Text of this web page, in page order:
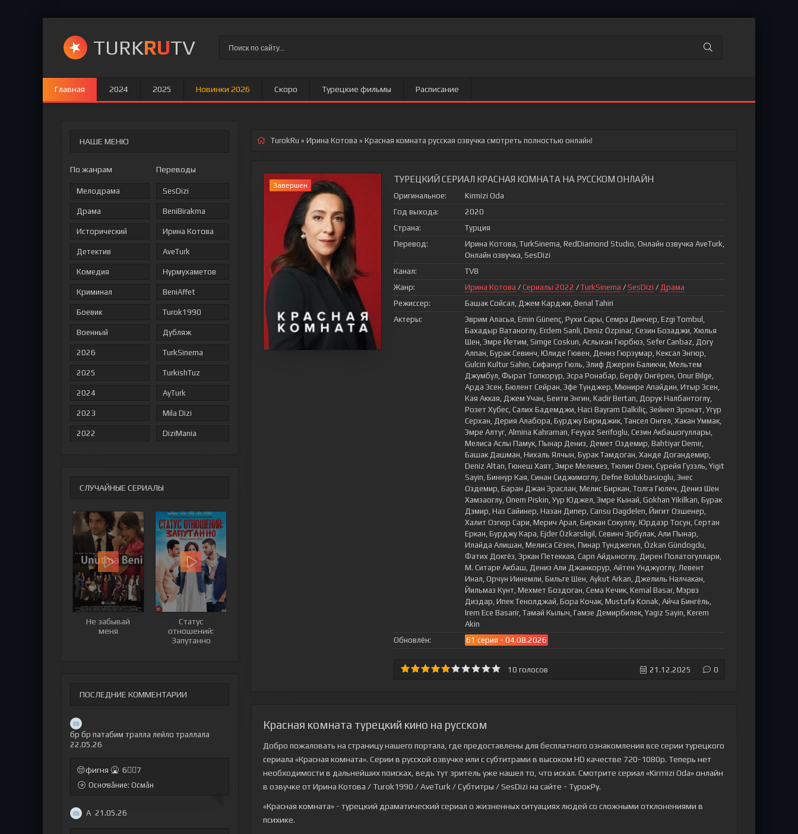
TURKRUTV
Главная 2024 2025 Новинки 2026 Скоро Турецкие фильмы Расписание
НАШЕ МЕНЮ
По жанрам
Мелодрама
Драма
Исторический
Детектив
Комедия
Криминал
Боевик
Военный
2026
2025
2024
2023
2022
Переводы
SesDizi
BeniBirakma
Ирина Котова
AveTurk
Нурмухаметов
BeniAffet
Turok1990
Дубляж
TurkSinema
TurkishTuz
AyTurk
Mila Dizi
DiziMania
СЛУЧАЙНЫЕ СЕРИАЛЫ
Не забывай
меня
Статус
отношений:
Запутанно
ПОСЛЕДНИЕ КОММЕНТАРИИ
бр бр патабим тралла лейло траллала
22.05.26
😔фигня 🤮 6🤷‍♂7
Оснꝍвẫние: Осмẫн
А 21.05.26
TurokRu » Ирина Котова » Красная комната русская озвучка смотреть полностью онлайн!
Завершен
ТУРЕЦКИЙ СЕРИАЛ КРАСНАЯ КОМНАТА НА РУССКОМ ОНЛАЙН
Оригинальное:
Kirmizi Oda
Год выхода:
2020
Страна:
Турция
Перевод:
Ирина Котова, TurkSinema, RedDiamond Studio, Онлайн озвучка AveTurk,
Онлайн озвучка, SesDizi
Канал:
TV8
Жанр:
Ирина Котова / Сериалы 2022 / TurkSinema / SesDizi / Драма
Режиссер:
Башак Сойсал, Джем Карджи, Benal Tahiri
Актеры:
Эврим Аласья, Emin Günenç, Рухи Сары, Семра Динчер, Ezgi Tombul,
Бахадыр Ватаноглу, Erdem Sanli, Deniz Özpinar, Сезин Бозаджи, Хюлья
Шен, Эмре Йетим, Simge Coskun, Аслыхан Гюрбюз, Sefer Canbaz, Догу
Алпан, Бурак Севинч, Юлиде Гювен, Дениз Гюрзумар, Кексал Энгюр,
Gulcin Kultur Sahin, Сифанур Гюль, Элиф Джерен Баликчи, Мельтем
Джумбул, Фырат Топкорур, Эсра Ронабар, Берфу Онгёрен, Onur Bilge,
Арда Эсен, Бюлент Сейран, Эфе Тунджер, Мюнире Апайдин, Итыр Эсен,
Кая Аккая, Джем Учан, Беити Энгин, Kadir Bertan, Дорук Налбантоглу,
Розет Хубес, Салих Бадемджи, Haci Bayram Dalkiliç, Зейнеп Эронат, Угур
Серхан, Дерия Алабора, Бурджу Бириджик, Тансел Онгел, Хакан Уммак,
Эмре Алтуг, Almina Kahraman, Feyyaz Serifoglu, Сезин Акбашогуллары,
Мелиса Аслы Памук, Пынар Дениз, Демет Оздемир, Bahtiyar Demir,
Башак Дашман, Нихаль Ялчын, Бурак Тамдоган, Ханде Догандемир,
Deniz Altan, Гюнеш Хаят, Эмре Мелемез, Тюлин Озен, Сурейя Гузэль, Yigit
Sayin, Биннур Кая, Синан Сиджимоглу, Defne Bolukbasioglu, Энес
Оздемир, Баран Джан Эраслан, Мелис Биркан, Толга Гюлеч, Дениз Шен
Хамзаоглу, Önem Piskin, Уур Юджел, Эмре Кынай, Gokhan Yikilkan, Бурак
Дэмир, Наз Сайинер, Назан Дипер, Cansu Dagdelen, Йигит Озшенер,
Халит Озгюр Сари, Мерич Арал, Биркан Сокуллу, Юрдаэр Тосун, Сертан
Еркан, Бурджу Кара, Ejder Özkarsligil, Севинч Эрбулак, Али Пынар,
Илайда Алишан, Мелиса Сёзен, Пинар Тунджегил, Özkan Gündogdu,
Фатих Докгёз, Эркан Петеккая, Сарп Айдыноглу, Дирен Полатогуллари,
М. Ситаре Акбаш, Дениз Али Джанкорур, Айтен Унджуоглу, Левент
Инал, Орчун Иинемли, Бильге Шен, Aykut Arkan, Джелиль Налчакан,
Йильмаз Кунт, Мехмет Боздоган, Сема Кечик, Kemal Basar, Мэрвэ
Диздар, Ипек Тенолджай, Бора Кочак, Mustafa Konak, Айча Бингёль,
Irem Ece Basarir, Тамай Кылыч, Гамзе Демирбилек, Yagiz Sayin, Kerem
Akin
Обновлён:
61 серия - 04.08.2026
10 голосов 21.12.2025 0
Красная комната турецкий кино на русском
Добро пожаловать на страницу нашего портала, где предоставлены для бесплатного ознакомления все серии турецкого
сериала «Красная комната». Серии в русской озвучке или с субтитрами в высоком HD качестве 720-1080p. Теперь нет
необходимости в дальнейших поисках, ведь тут зритель уже нашел то, что искал. Смотрите сериал «Kirmizi Oda» онлайн
в озвучке от Ирина Котова / Turok1990 / AveTurk / Субтитры / SesDizi на сайте - ТурокРу.
«Красная комната» - турецкий драматический сериал о жизненных ситуациях людей со сложными отклонениями в
психике.